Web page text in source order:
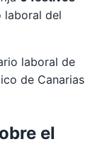
laboral del
laboral de
de Canarias
el